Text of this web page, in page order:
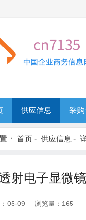
供应信息 采购
： 首页 - 供应信息 -
射电子显微镜
：05-09 浏览量：165